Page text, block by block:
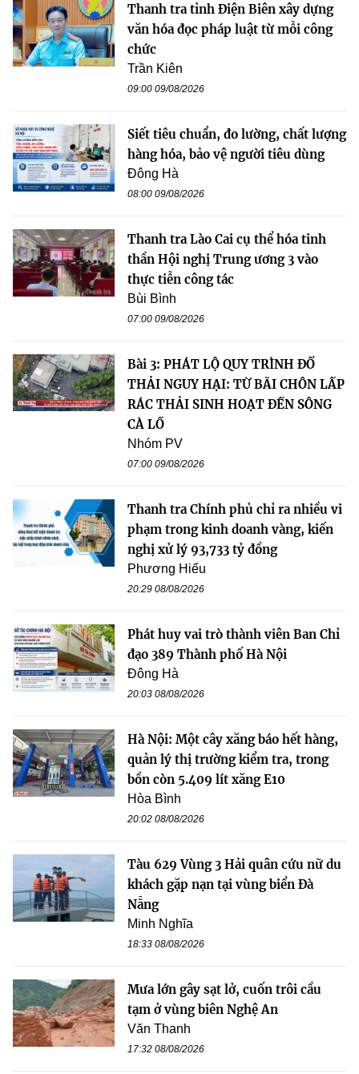
Thanh tra tỉnh Điện Biên xây dựng
văn hóa đọc pháp luật từ mỗi công
chức
Trần Kiên
09:00 09/08/2026
Siết tiêu chuẩn, đo lường, chất lượng
hàng hóa, bảo vệ người tiêu dùng
Đông Hà
08:00 09/08/2026
Thanh tra Lào Cai cụ thể hóa tinh
thần Hội nghị Trung ương 3 vào
thực tiễn công tác
Bùi Bình
07:00 09/08/2026
Bài 3: PHÁT LỘ QUY TRÌNH ĐỔ
THẢI NGUY HẠI: TỪ BÃI CHÔN LẤP
RÁC THẢI SINH HOẠT ĐẾN SÔNG
CÀ LỒ
Nhóm PV
07:00 09/08/2026
Thanh tra Chính phủ chỉ ra nhiều vi
phạm trong kinh doanh vàng, kiến
nghị xử lý 93,733 tỷ đồng
Phương Hiếu
20:29 08/08/2026
Phát huy vai trò thành viên Ban Chỉ
đạo 389 Thành phố Hà Nội
Đông Hà
20:03 08/08/2026
Hà Nội: Một cây xăng báo hết hàng,
quản lý thị trường kiểm tra, trong
bồn còn 5.409 lít xăng E10
Hòa Bình
20:02 08/08/2026
Tàu 629 Vùng 3 Hải quân cứu nữ du
khách gặp nạn tại vùng biển Đà
Nẵng
Minh Nghĩa
18:33 08/08/2026
Mưa lớn gây sạt lở, cuốn trôi cầu
tạm ở vùng biên Nghệ An
Văn Thanh
17:32 08/08/2026